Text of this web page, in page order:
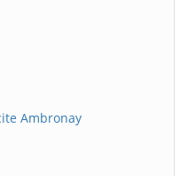
Ambronay